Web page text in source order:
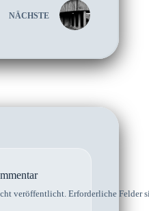
NÄCHSTE
veröffentlicht. Erforderliche Felder